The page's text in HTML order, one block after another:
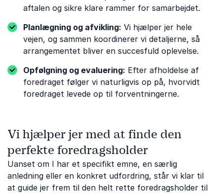
aftalen og sikre klare rammer for samarbejdet.
Planlægning og afvikling: Vi hjælper jer hele
vejen, og sammen koordinerer vi detaljerne, så
arrangementet bliver en succesfuld oplevelse.
Opfølgning og evaluering: Efter afholdelse af
foredraget følger vi naturligvis op på, hvorvidt
foredraget levede op til forventningerne.
Vi hjælper jer med at finde den
perfekte foredragsholder
Uanset om I har et specifikt emne, en særlig
anledning eller en konkret udfordring, står vi klar til
at guide jer frem til den helt rette foredragsholder til